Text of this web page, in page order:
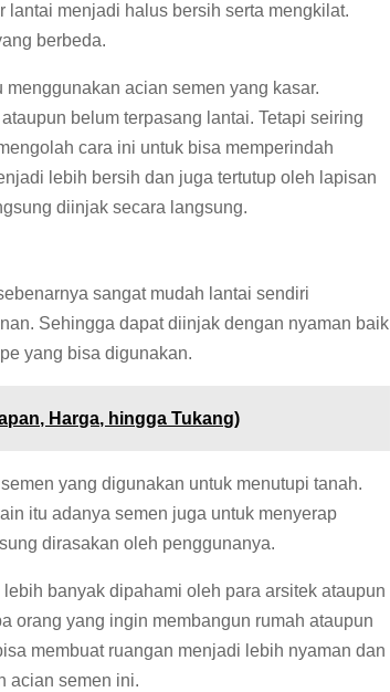
menjadi halus bersih serta mengkilat.
berbeda.
acian semen yang kasar.
belum terpasang lantai. Tetapi seiring
cara ini untuk bisa memperindah
lebih bersih dan juga tertutup oleh lapisan
diinjak secara langsung.
sangat mudah lantai sendiri
Sehingga dapat diinjak dengan nyaman baik
yang bisa digunakan.
Harga, hingga Tukang)
yang digunakan untuk menutupi tanah.
itu adanya semen juga untuk menyerap
dirasakan oleh penggunanya.
banyak dipahami oleh para arsitek ataupun
orang yang ingin membangun rumah ataupun
membuat ruangan menjadi lebih nyaman dan
acian semen ini.